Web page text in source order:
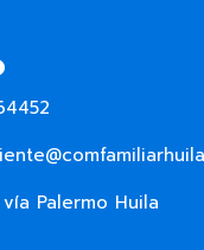
Palermo Huila